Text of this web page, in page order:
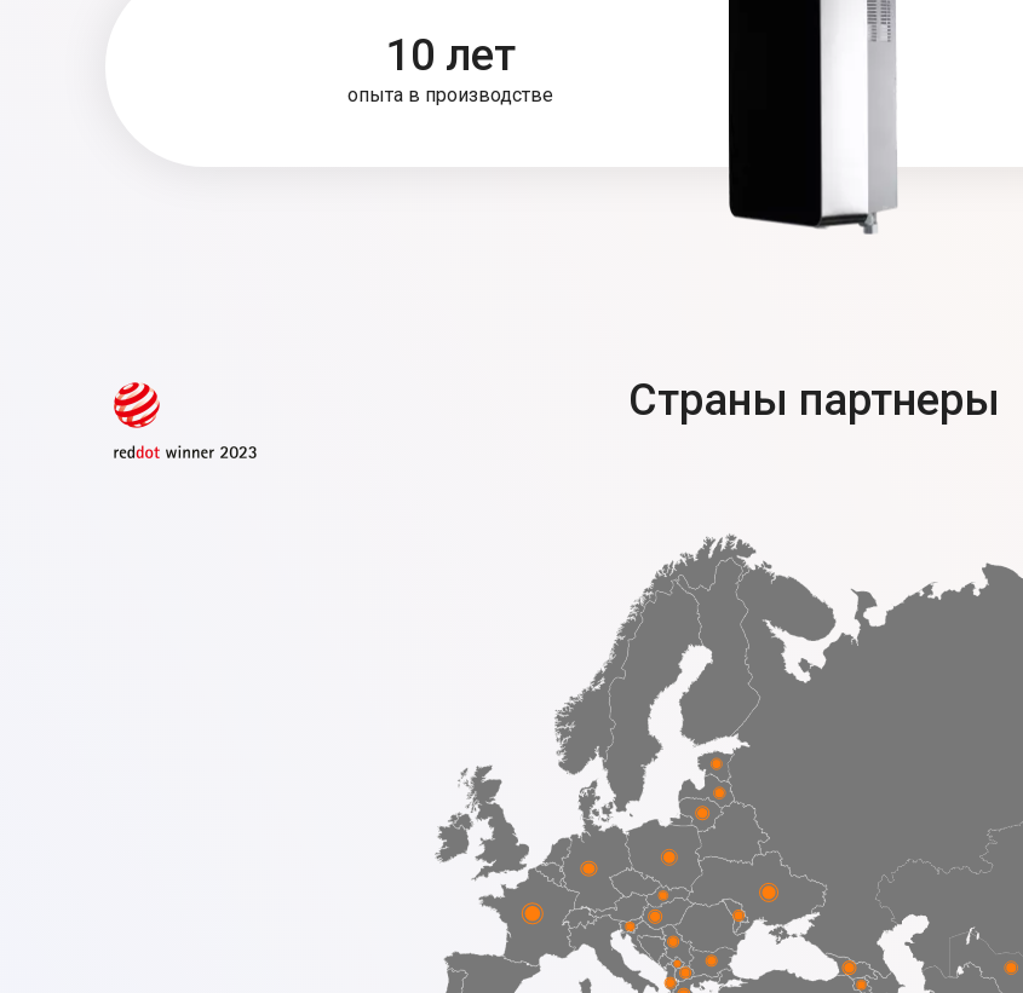
10 лет
опыта в производстве
Страны партнеры